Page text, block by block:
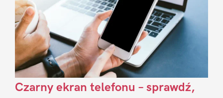
Czarny ekran telefonu – sprawdź,